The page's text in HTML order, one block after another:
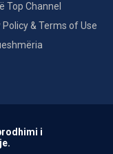
Top Channel
Policy & Terms of Use
i